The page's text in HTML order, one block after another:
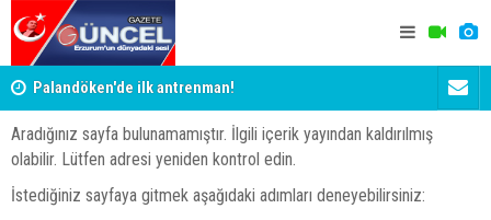
Palandöken'de ilk antrenman! Kaptan
Aradığınız sayfa bulunamamıştır. İlgili içerik yayından kaldırılmış
olabilir. Lütfen adresi yeniden kontrol edin.
İstediğiniz sayfaya gitmek aşağıdaki adımları deneyebilirsiniz: